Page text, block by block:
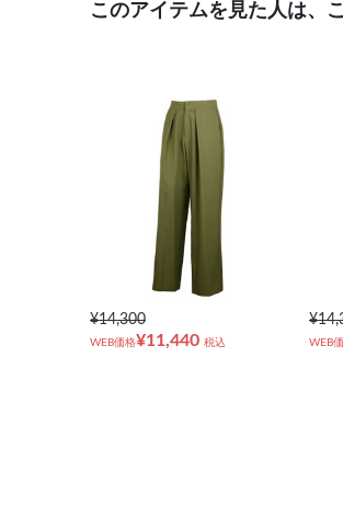
このアイテムを見た人は、
¥14,300
WEB価格¥11,440 税込 WEB